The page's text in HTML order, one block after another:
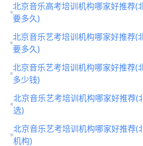
北京音乐高考培训机构哪家好推荐(
要多久)
北京音乐艺考培训机构哪家好推荐(
要多久)
北京音乐艺考培训机构哪家好推荐(
多少钱)
北京音乐艺考培训机构哪家好推荐(
选)
北京音乐艺考培训机构哪家好推荐(
机构)